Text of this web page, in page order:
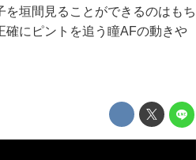
垣間見ることができるのはもち
確にピントを追う瞳AFの動きや